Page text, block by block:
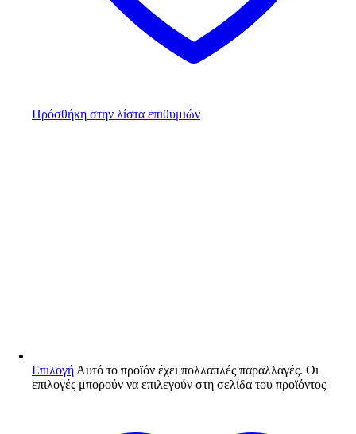
Πρόσθήκη στην λίστα επιθυμιών
Επιλογή Αυτό το προϊόν έχει πολλαπλές παραλλαγές. Οι
επιλογές μπορούν να επιλεγούν στη σελίδα του προϊόντος